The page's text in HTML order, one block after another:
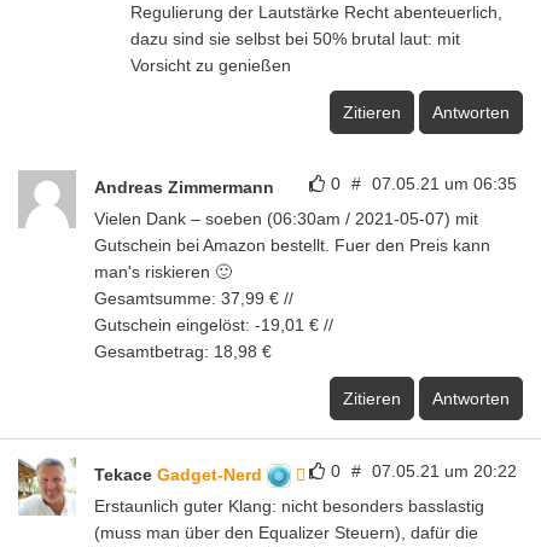
Regulierung der Lautstärke Recht abenteuerlich,
dazu sind sie selbst bei 50% brutal laut: mit
Vorsicht zu genießen
Zitieren Antworten
0 # 07.05.21 um 06:35
Andreas Zimmermann
Vielen Dank – soeben (06:30am / 2021-05-07) mit
Gutschein bei Amazon bestellt. Fuer den Preis kann
man's riskieren 🙂
Gesamtsumme: 37,99 € //
Gutschein eingelöst: -19,01 € //
Gesamtbetrag: 18,98 €
Zitieren Antworten
0 # 07.05.21 um 20:22
Tekace Gadget-Nerd
Erstaunlich guter Klang: nicht besonders basslastig
(muss man über den Equalizer Steuern), dafür die